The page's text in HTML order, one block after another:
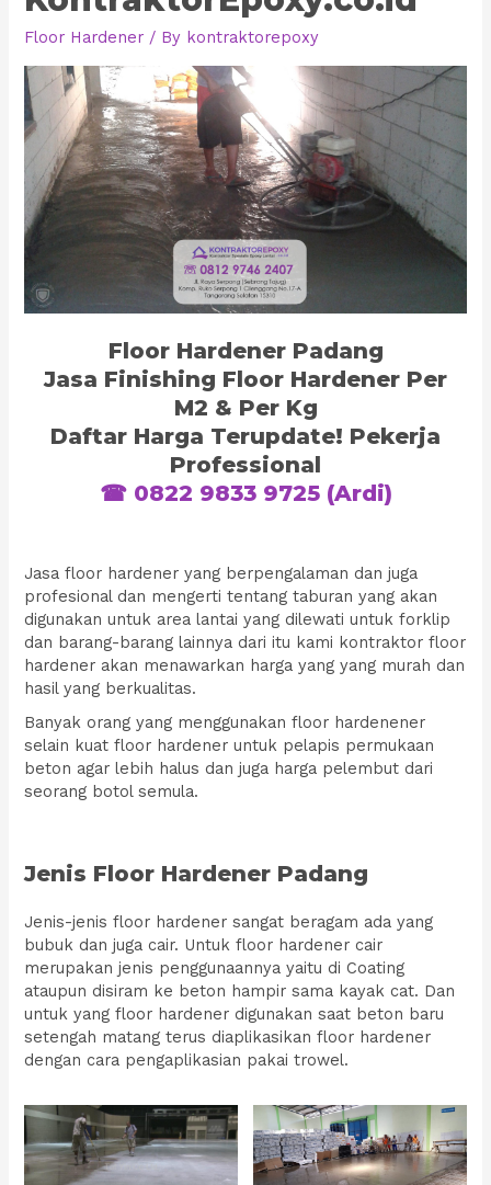
Floor Hardener / By kontraktorepoxy
Floor Hardener Padang
Jasa Finishing Floor Hardener Per
M2 & Per Kg
Daftar Harga Terupdate! Pekerja
Professional
☎ 0822 9833 9725 (Ardi)
Jasa floor hardener yang berpengalaman dan juga
profesional dan mengerti tentang taburan yang akan
digunakan untuk area lantai yang dilewati untuk forklip
dan barang-barang lainnya dari itu kami kontraktor floor
hardener akan menawarkan harga yang yang murah dan
hasil yang berkualitas.
Banyak orang yang menggunakan floor hardenener
selain kuat floor hardener untuk pelapis permukaan
beton agar lebih halus dan juga harga pelembut dari
seorang botol semula.
Jenis Floor Hardener Padang
Jenis-jenis floor hardener sangat beragam ada yang
bubuk dan juga cair. Untuk floor hardener cair
merupakan jenis penggunaannya yaitu di Coating
ataupun disiram ke beton hampir sama kayak cat. Dan
untuk yang floor hardener digunakan saat beton baru
setengah matang terus diaplikasikan floor hardener
dengan cara pengaplikasian pakai trowel.